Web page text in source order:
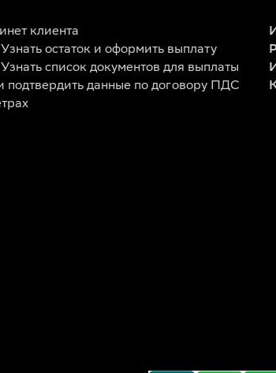
клиента
остаток и оформить выплату
список документов для выплаты
подтвердить данные по договору ПДС